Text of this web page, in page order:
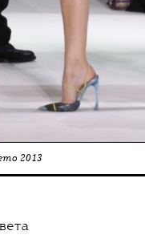
2013